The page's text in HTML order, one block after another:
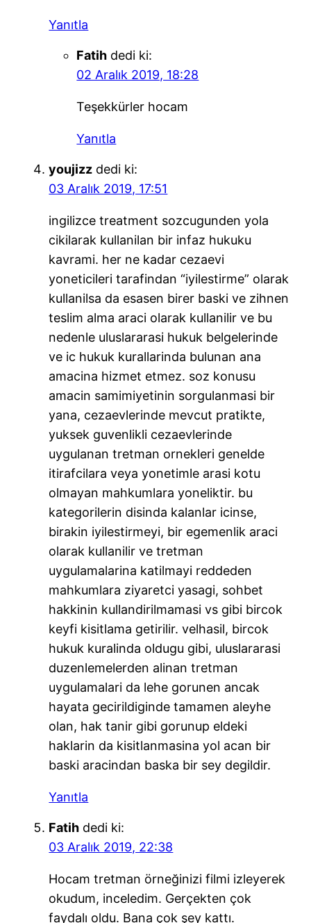
Yanıtla
Fatih dedi ki:
02 Aralık 2019, 18:28
Teşekkürler hocam
Yanıtla
youjizz dedi ki:
03 Aralık 2019, 17:51
ingilizce treatment sozcugunden yola
cikilarak kullanilan bir infaz hukuku
kavrami. her ne kadar cezaevi
yoneticileri tarafindan “iyilestirme” olarak
kullanilsa da esasen birer baski ve zihnen
teslim alma araci olarak kullanilir ve bu
nedenle uluslararasi hukuk belgelerinde
ve ic hukuk kurallarinda bulunan ana
amacina hizmet etmez. soz konusu
amacin samimiyetinin sorgulanmasi bir
yana, cezaevlerinde mevcut pratikte,
yuksek guvenlikli cezaevlerinde
uygulanan tretman ornekleri genelde
itirafcilara veya yonetimle arasi kotu
olmayan mahkumlara yoneliktir. bu
kategorilerin disinda kalanlar icinse,
birakin iyilestirmeyi, bir egemenlik araci
olarak kullanilir ve tretman
uygulamalarina katilmayi reddeden
mahkumlara ziyaretci yasagi, sohbet
hakkinin kullandirilmamasi vs gibi bircok
keyfi kisitlama getirilir. velhasil, bircok
hukuk kuralinda oldugu gibi, uluslararasi
duzenlemelerden alinan tretman
uygulamalari da lehe gorunen ancak
hayata gecirildiginde tamamen aleyhe
olan, hak tanir gibi gorunup eldeki
haklarin da kisitlanmasina yol acan bir
baski aracindan baska bir sey degildir.
Yanıtla
Fatih dedi ki:
03 Aralık 2019, 22:38
Hocam tretman örneğinizi filmi izleyerek
okudum, inceledim. Gerçekten çok
faydalı oldu. Bana çok şey kattı.